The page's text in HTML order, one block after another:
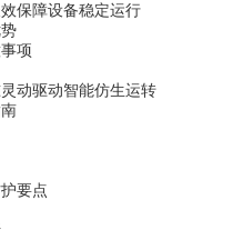
保障设备稳定运行
项
动驱动智能仿生运转
要点